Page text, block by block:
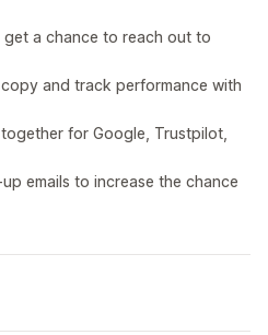
a chance to reach out to
and track performance with
for Google, Trustpilot,
emails to increase the chance